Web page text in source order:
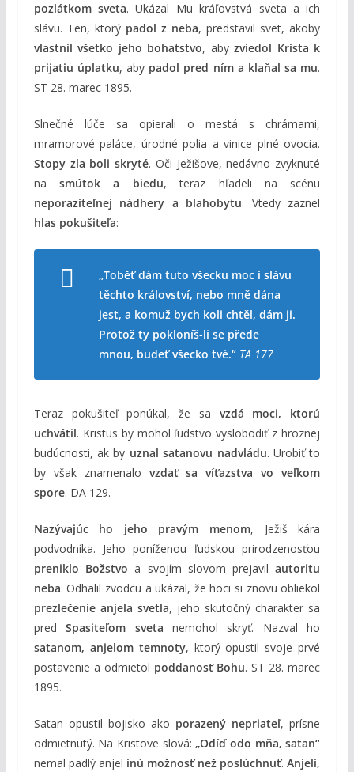
pozlátkom sveta. Ukázal Mu kráľovstvá sveta a ich
slávu. Ten, ktorý padol z neba, predstavil svet, akoby
vlastnil všetko jeho bohatstvo, abyzviedol Krista k
prijatiu úplatku, aby padol pred ním a klaňal sa mu.
ST 28. marec 1895.
Slnečné lúče sa opierali o mestá s chrámami,
mramorové paláce, úrodné polia a vinice plné ovocia.
Stopy zla boli skryté. Oči Ježišove, nedávno zvyknuté
nasmútok a biedu, teraz hľadeli na scénu
neporaziteľnej nádhery a blahobytu. Vtedy zaznel
hlas pokušiteľa:
„Toběť dám tuto všecku moc i slávu
těchto království, nebo mně dána
jest, a komuž bych koli chtěl, dám ji.
Protož ty pokloníš-li se přede
mnou, budeť všecko tvé.“ TA 177
Teraz pokušiteľ ponúkal, že sa vzdá moci, ktorú
uchvátil. Kristus by mohol ľudstvo vyslobodiť z hroznej
budúcnosti, ak by uznal satanovu nadvládu. Urobiť to
by však znamenalo vzdať sa víťazstva vo veľkom
spore. DA 129.
Nazývajúc ho jeho pravým menom, Ježiš kára
podvodníka. Jeho poníženou ľudskou prirodzenosťou
preniklo Božstvo a svojím slovom prejavilautoritu
neba. Odhalil zvodcu a ukázal, že hoci si znovu obliekol
prezlečenie anjela svetla, jeho skutočný charakter sa
predSpasiteľom sveta nemohol skryť. Nazval ho
satanom, anjelom temnoty, ktorý opustil svoje prvé
postavenie a odmietol poddanosť Bohu. ST 28. marec
1895.
Satan opustil bojisko ako porazený nepriateľ, prísne
odmietnutý. Na Kristove slová:„Odíď odo mňa, satan“
nemal padlý anjel inú možnosť než poslúchnuť.Anjeli,